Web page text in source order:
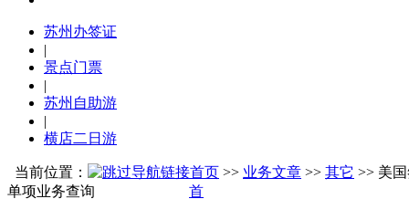
苏州办签证
|
景点门票
|
苏州自助游
|
横店二日游
当前位置： 首页 >> 业务文章 >> 其它 >> 美
单项业务查询
首